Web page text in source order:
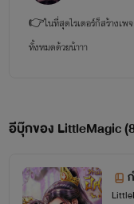
👉ในที่สุดไรเตอร์ก็สร้างเพ
ทั้งหมดด้วยน้าาา
อีบุ๊กของ